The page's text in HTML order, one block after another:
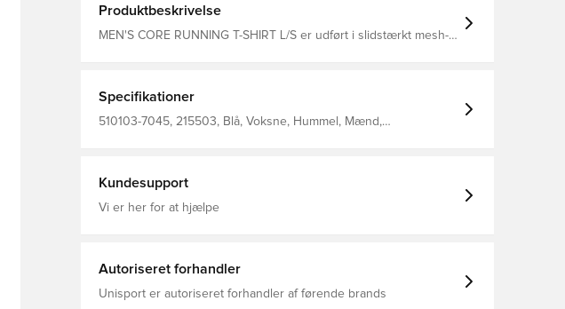
Produktbeskrivelse
MEN'S CORE RUNNING T-SHIRT L/S er udført i slidstærkt mesh-
Specifikationer
510103-7045, 215503, Blå, Voksne, Hummel, Mænd,
Kundesupport
Vi er her for at hjælpe
Autoriseret forhandler
Unisport er autoriseret forhandler af førende brands